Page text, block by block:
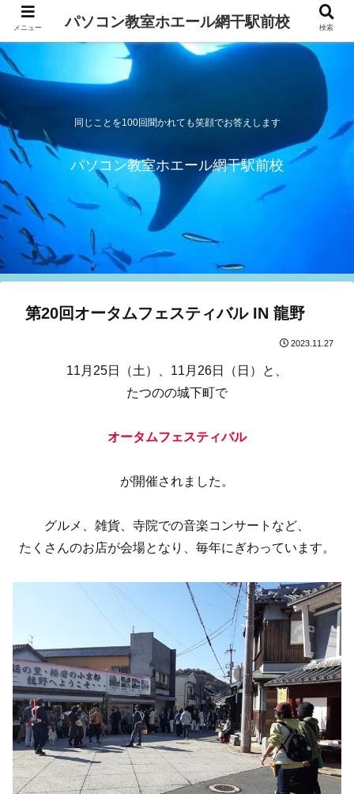
同じことを100回聞かれても笑顔でお答えします
パソコン教室ホエール網干駅前校
第20回オータムフェスティバル IN 龍野
2023.11.27
11月25日（土）、11月26日（日）と、
たつのの城下町で
オータムフェスティバル
が開催されました。
グルメ、雑貨、寺院での音楽コンサートなど、
たくさんのお店が会場となり、毎年にぎわっています。
メニュー パソコン教室ホエール網干駅前校 検索